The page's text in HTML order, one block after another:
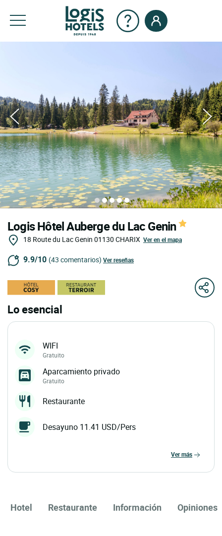
Logis Hôtel Auberge du Lac Genin
18 Route du Lac Genin 01130 CHARIX Ver en el mapa
9.9/10 (43 comentarios) Ver reseñas
Lo esencial
WIFI
Gratuito
Aparcamiento privado
Gratuito
Restaurante
Desayuno 11.41 USD/Pers
ver más
Hotel Restaurante Información Opiniones